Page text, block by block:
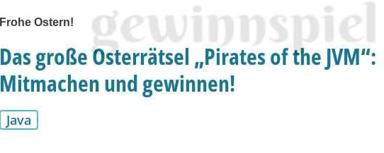
Frohe Ostern!
Das große Osterrätsel „Pirates of the JVM“:
Mitmachen und gewinnen!
Java